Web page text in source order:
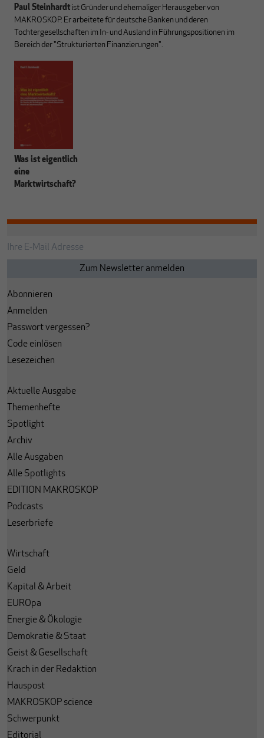
Paul Steinhardt ist Gründer und ehemaliger Herausgeber von
MAKROSKOP. Er arbeitete für deutsche Banken und deren
Tochtergesellschaften im In- und Ausland in Führungspositionen im
Bereich der "Strukturierten Finanzierungen".
Was ist eigentlich
eine
Marktwirtschaft?
Abonnieren
Anmelden
Passwort vergessen?
Code einlösen
Lesezeichen
Aktuelle Ausgabe
Themenhefte
Spotlight
Archiv
Alle Ausgaben
Alle Spotlights
EDITION MAKROSKOP
Podcasts
Leserbriefe
Wirtschaft
Geld
Kapital & Arbeit
EUROpa
Energie & Ökologie
Demokratie & Staat
Geist & Gesellschaft
Krach in der Redaktion
Hauspost
MAKROSKOP science
Schwerpunkt
Editorial